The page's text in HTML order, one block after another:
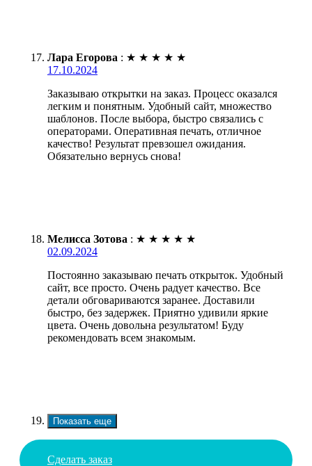
Лара Егорова : ★ ★ ★ ★ ★
17.10.2024
Заказываю открытки на заказ. Процесс оказался
легким и понятным. Удобный сайт, множество
шаблонов. После выбора, быстро связались с
операторами. Оперативная печать, отличное
качество! Результат превзошел ожидания.
Обязательно вернусь снова!
Мелисса Зотова : ★ ★ ★ ★ ★
02.09.2024
Постоянно заказываю печать открыток. Удобный
сайт, все просто. Очень радует качество. Все
детали обговариваются заранее. Доставили
быстро, без задержек. Приятно удивили яркие
цвета. Очень довольна результатом! Буду
рекомендовать всем знакомым.
Показать еще
Сделать заказ